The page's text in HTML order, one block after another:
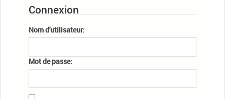
Connexion
Nom d'utilisateur:
Mot de passe: